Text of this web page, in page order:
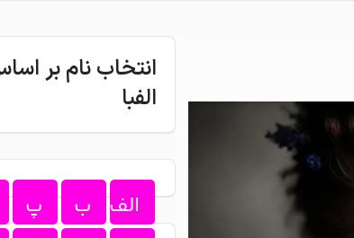
انتخاب نام بر
الفبا
الف ب
پ